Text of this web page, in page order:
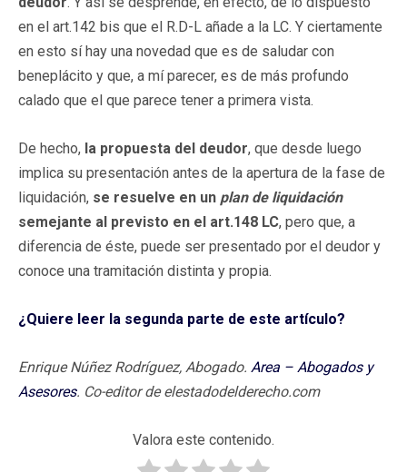
en el art.142 bis que el R.D-L añade a la LC. Y ciertamente
en esto sí hay una novedad que es de saludar con
beneplácito y que, a mí parecer, es de más profundo
calado que el que parece tener a primera vista.
De hecho, la propuesta del deudor, que desde luego
implica su presentación antes de la apertura de la fase de
liquidación, se resuelve en un plan de liquidación
semejante al previsto en el art.148 LC, pero que, a
diferencia de éste, puede ser presentado por el deudor y
conoce una tramitación distinta y propia.
¿Quiere leer la segunda parte de este artículo?
Enrique Núñez Rodríguez, Abogado. Area – Abogados y
Asesores. Co-editor de elestadodelderecho.com
Valora este contenido.